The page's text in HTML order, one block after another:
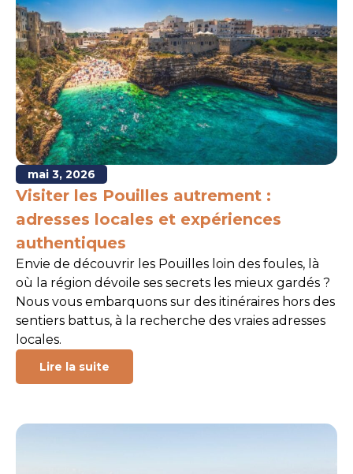
mai 3, 2026
Visiter les Pouilles autrement :
adresses locales et expériences
authentiques
Envie de découvrir les Pouilles loin des foules, là
où la région dévoile ses secrets les mieux gardés ?
Nous vous embarquons sur des itinéraires hors des
sentiers battus, à la recherche des vraies adresses
locales.
Lire la suite